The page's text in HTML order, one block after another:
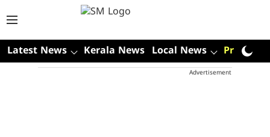
Latest News Kerala News Local News Premium
Advertisement